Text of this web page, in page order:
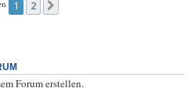
1 2
Forum erstellen.